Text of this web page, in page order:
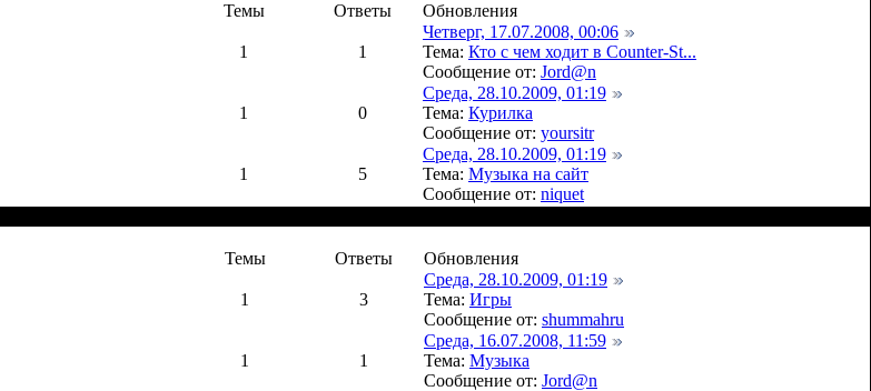
Темы Ответы Обновления
1 1
Четверг, 17.07.2008, 00:06
Тема: Кто с чем ходит в Counter-St...
Сообщение от: Jord@n
1 0
Среда, 28.10.2009, 01:19
Тема: Курилка
Сообщение от: yoursitr
1 5
Среда, 28.10.2009, 01:19
Тема: Музыка на сайт
Сообщение от: niquet
Темы Ответы Обновления
1 3
Среда, 28.10.2009, 01:19
Тема: Игры
Сообщение от: shummahru
1 1
Среда, 16.07.2008, 11:59
Тема: Музыка
Сообщение от: Jord@n